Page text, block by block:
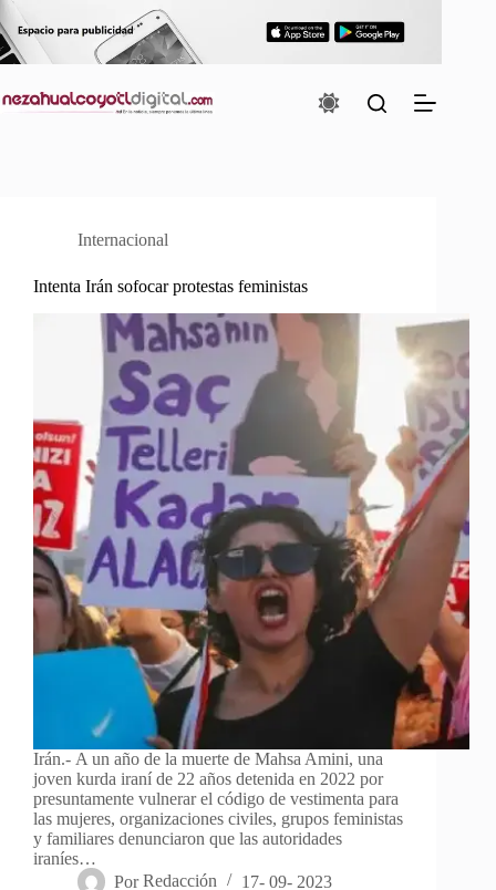
Saltar
al
contenido
Internacional
Intenta Irán sofocar protestas feministas
Irán.- A un año de la muerte de Mahsa Amini, una
joven kurda iraní de 22 años detenida en 2022 por
presuntamente vulnerar el código de vestimenta para
las mujeres, organizaciones civiles, grupos feministas
y familiares denunciaron que las autoridades
iraníes…
Por Redacción 17- 09- 2023